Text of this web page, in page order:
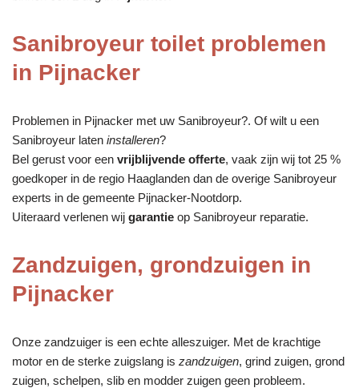
Sanibroyeur toilet problemen
in Pijnacker
Problemen in Pijnacker met uw Sanibroyeur?. Of wilt u een
Sanibroyeur laten installeren?
Bel gerust voor een vrijblijvende offerte, vaak zijn wij tot 25 %
goedkoper in de regio Haaglanden dan de overige Sanibroyeur
experts in de gemeente Pijnacker-Nootdorp.
Uiteraard verlenen wij garantie op Sanibroyeur reparatie.
Zandzuigen, grondzuigen in
Pijnacker
Onze zandzuiger is een echte alleszuiger. Met de krachtige
motor en de sterke zuigslang is zandzuigen, grind zuigen, grond
zuigen, schelpen, slib en modder zuigen geen probleem.